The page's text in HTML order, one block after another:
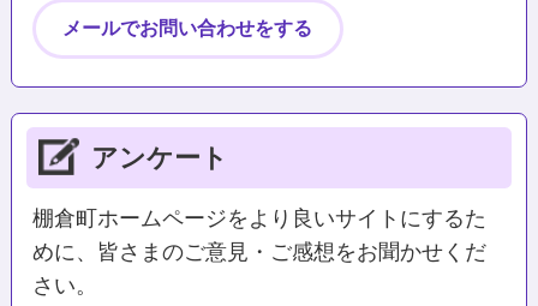
メールでお問い合わせをする
アンケート
棚倉町ホームページをより良いサイトにするた
めに、皆さまのご意見・ご感想をお聞かせくだ
さい。